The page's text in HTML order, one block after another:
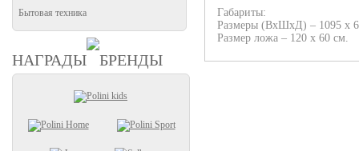
Бытовая техника
НАГРАДЫ БРЕНДЫ
Габариты:
Размеры (ВхШхД) – 1095 х
Размер ложа – 120 х 60 см.